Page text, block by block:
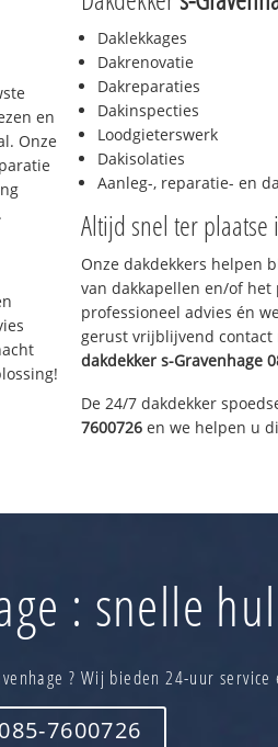
en
Onze
Daklekkages
Dakrenovatie
Dakreparaties
Dakinspecties
Loodgieterswerk
Dakisolaties
Aanleg-, reparatie- en
Altijd snel ter plaatse
Onze dakdekkers helpen
van dakkapellen en/of
professioneel advies én
gerust vrijblijvend contact
dakdekker s-Gravenhage
De 24/7 dakdekker
7600726 en we helpen u
: snelle
? Wij bieden 24-uur
085-7600726